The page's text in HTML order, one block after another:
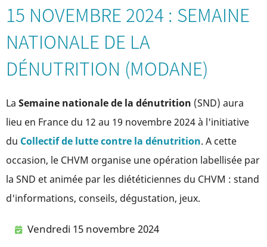
15 NOVEMBRE 2024 : SEMAINE
NATIONALE DE LA
DÉNUTRITION (MODANE)
La Semaine nationale de la dénutrition (SND) aura
lieu en France du 12 au 19 novembre 2024 à l'initiative
du Collectif de lutte contre la dénutrition. A cette
occasion, le CHVM organise une opération labellisée par
la SND et animée par les diététiciennes du CHVM : stand
d'informations, conseils, dégustation, jeux.
Vendredi 15 novembre 2024